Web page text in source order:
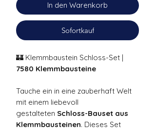
In den Warenkorb
Sofortkauf
🏰 Klemmbaustein Schloss-Set |
7580 Klemmbausteine
Tauche ein in eine zauberhaft Welt
mit einem liebevoll
gestalteten Schloss-Bauset aus
Klemmbausteinen. Dieses Set